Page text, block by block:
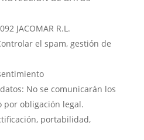
JACOMAR R.L.
el spam, gestión de
No se comunicarán los
por obligación legal.
portabilidad,